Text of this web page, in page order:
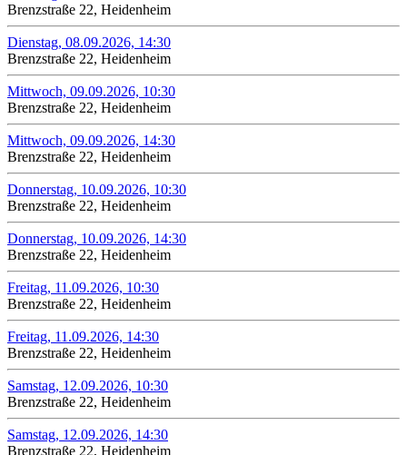
Brenzstraße 22, Heidenheim
Dienstag, 08.09.2026, 14:30
Brenzstraße 22, Heidenheim
Mittwoch, 09.09.2026, 10:30
Brenzstraße 22, Heidenheim
Mittwoch, 09.09.2026, 14:30
Brenzstraße 22, Heidenheim
Donnerstag, 10.09.2026, 10:30
Brenzstraße 22, Heidenheim
Donnerstag, 10.09.2026, 14:30
Brenzstraße 22, Heidenheim
Freitag, 11.09.2026, 10:30
Brenzstraße 22, Heidenheim
Freitag, 11.09.2026, 14:30
Brenzstraße 22, Heidenheim
Samstag, 12.09.2026, 10:30
Brenzstraße 22, Heidenheim
Samstag, 12.09.2026, 14:30
Brenzstraße 22, Heidenheim